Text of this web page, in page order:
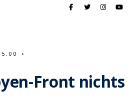
•
Front nichts